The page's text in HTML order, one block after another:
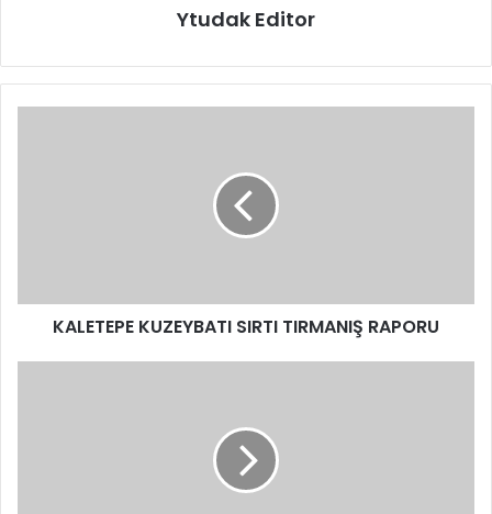
Ytudak Editor
KALETEPE KUZEYBATI SIRTI TIRMANIŞ RAPORU